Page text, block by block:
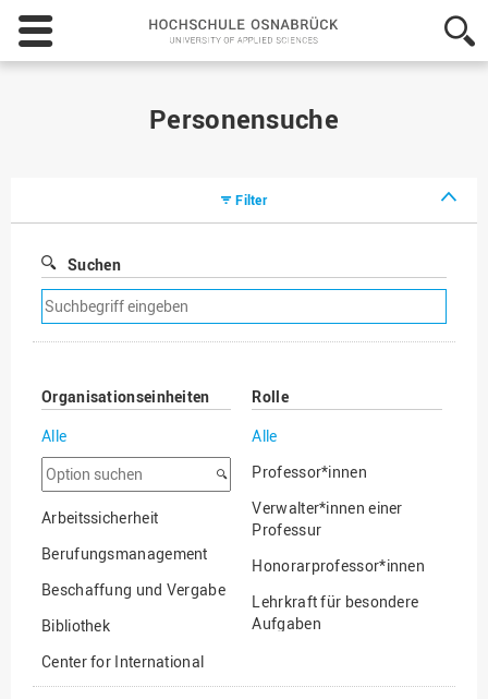
Hochschule
Osnabrück
-
Personensuche
Filter
Suchen
Suchfilter
entfernen
Organisationseinheiten
Alle
Option
suchen
Arbeitssicherheit
Berufungsmanagement
Beschaffung und Vergabe
Bibliothek
Center for International
Mobility
Rolle
Alle
Professor*innen
Verwalter*innen einer
Professur
Honorarprofessor*innen
Lehrkraft für besondere
Aufgaben